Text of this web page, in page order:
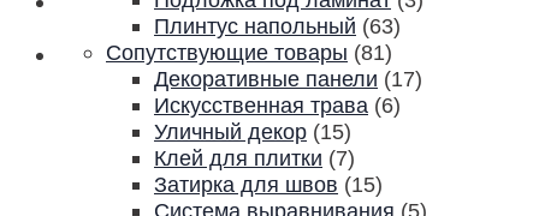
Плинтус напольный (63)
Сопутствующие товары (81)
Декоративные панели (17)
Искусственная трава (6)
Уличный декор (15)
Клей для плитки (7)
Затирка для швов (15)
Система выравнивания (5)